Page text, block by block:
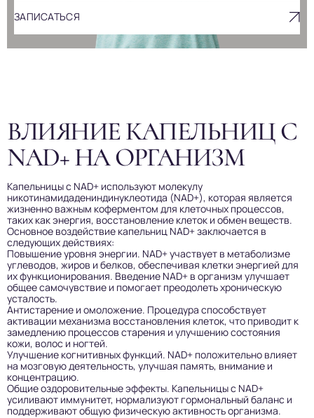
ЗАПИСАТЬСЯ
ВЛИЯНИЕ КАПЕЛЬНИЦ С
NAD+ НА ОРГАНИЗМ
Капельницы с NAD+ используют молекулу
никотинамидадениндинуклеотида (NAD+), которая является
жизненно важным коферментом для клеточных процессов,
таких как энергия, восстановление клеток и обмен веществ.
Основное воздействие капельниц NAD+ заключается в
следующих действиях:
Повышение уровня энергии. NAD+ участвует в метаболизме
углеводов, жиров и белков, обеспечивая клетки энергией для
их функционирования. Введение NAD+ в организм улучшает
общее самочувствие и помогает преодолеть хроническую
усталость.
Антистарение и омоложение. Процедура способствует
активации механизма восстановления клеток, что приводит к
замедлению процессов старения и улучшению состояния
кожи, волос и ногтей.
Улучшение когнитивных функций. NAD+ положительно влияет
на мозговую деятельность, улучшая память, внимание и
концентрацию.
Общие оздоровительные эффекты. Капельницы с NAD+
усиливают иммунитет, нормализуют гормональный баланс и
поддерживают общую физическую активность организма.